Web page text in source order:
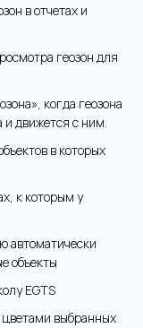
в отчетах и
геозон для
когда геозона
и движется с ним.
в которых
к которым у
автоматически
объекты
EGTS
цветами выбранных